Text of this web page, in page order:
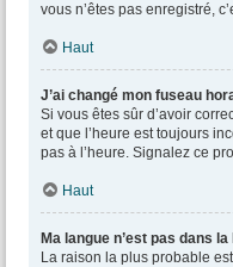
vous n’êtes pas enregistré,
Haut
J’ai changé mon fuseau
Si vous êtes sûr d’avoir
et que l’heure est toujours
pas à l’heure. Signalez ce
Haut
Ma langue n’est pas dans la
La raison la plus probable